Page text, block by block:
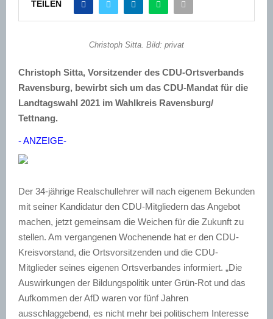
TEILEN
Christoph Sitta. Bild: privat
Christoph Sitta, Vorsitzender des CDU-Ortsverbands
Ravensburg, bewirbt sich um das CDU-Mandat für die
Landtagswahl 2021 im Wahlkreis Ravensburg/
Tettnang.
- ANZEIGE-
Der 34-jährige Realschullehrer will nach eigenem Bekunden
mit seiner Kandidatur den CDU-Mitgliedern das Angebot
machen, jetzt gemeinsam die Weichen für die Zukunft zu
stellen. Am vergangenen Wochenende hat er den CDU-
Kreisvorstand, die Ortsvorsitzenden und die CDU-
Mitglieder seines eigenen Ortsverbandes informiert. „Die
Auswirkungen der Bildungspolitik unter Grün-Rot und das
Aufkommen der AfD waren vor fünf Jahren
ausschlaggebend, es nicht mehr bei politischem Interesse